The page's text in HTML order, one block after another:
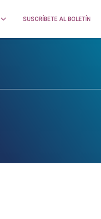
SUSCRÍBETE AL BOLETÍN